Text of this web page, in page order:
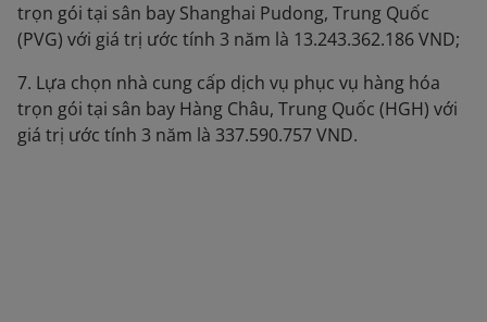
trọn gói tại sân bay Shanghai Pudong, Trung Quốc
(PVG) với giá trị ước tính 3 năm là 13.243.362.186 VND;
7. Lựa chọn nhà cung cấp dịch vụ phục vụ hàng hóa
trọn gói tại sân bay Hàng Châu, Trung Quốc (HGH) với
giá trị ước tính 3 năm là 337.590.757 VND.